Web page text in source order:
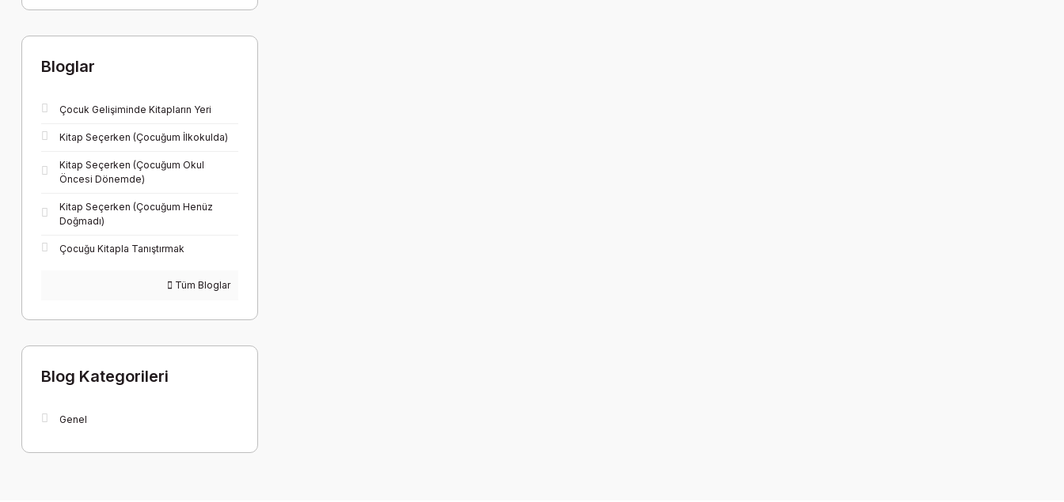
Bloglar
Çocuk Gelişiminde Kitapların Yeri
Kitap Seçerken (Çocuğum İlkokulda)
Kitap Seçerken (Çocuğum Okul
Öncesi Dönemde)
Kitap Seçerken (Çocuğum Henüz
Doğmadı)
Çocuğu Kitapla Tanıştırmak
Tüm Bloglar
Blog Kategorileri
Genel